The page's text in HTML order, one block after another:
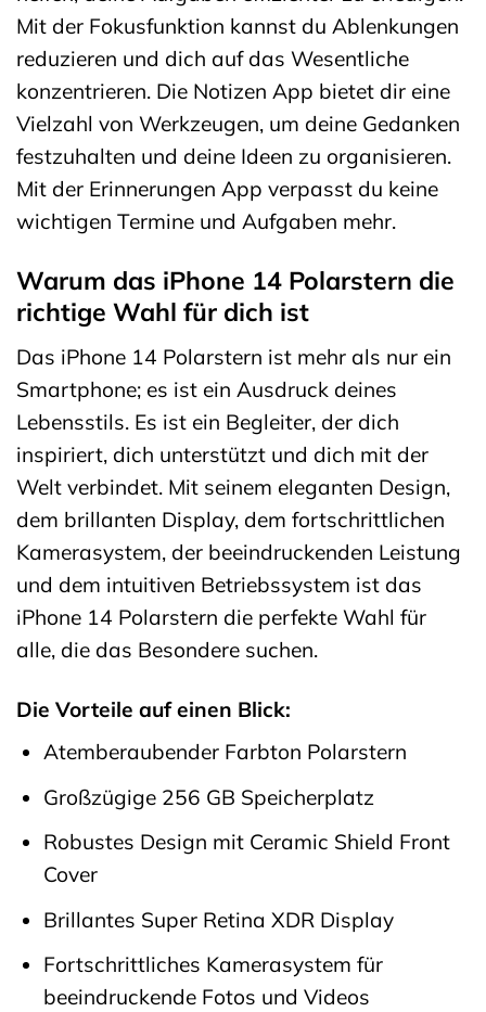
Mit der Fokusfunktion kannst du Ablenkungen
reduzieren und dich auf das Wesentliche
konzentrieren. Die Notizen App bietet dir eine
Vielzahl von Werkzeugen, um deine Gedanken
festzuhalten und deine Ideen zu organisieren.
Mit der Erinnerungen App verpasst du keine
wichtigen Termine und Aufgaben mehr.
Warum das iPhone 14 Polarstern die
richtige Wahl für dich ist
Das iPhone 14 Polarstern ist mehr als nur ein
Smartphone; es ist ein Ausdruck deines
Lebensstils. Es ist ein Begleiter, der dich
inspiriert, dich unterstützt und dich mit der
Welt verbindet. Mit seinem eleganten Design,
dem brillanten Display, dem fortschrittlichen
Kamerasystem, der beeindruckenden Leistung
und dem intuitiven Betriebssystem ist das
iPhone 14 Polarstern die perfekte Wahl für
alle, die das Besondere suchen.
Die Vorteile auf einen Blick:
Atemberaubender Farbton Polarstern
Großzügige 256 GB Speicherplatz
Robustes Design mit Ceramic Shield Front
Cover
Brillantes Super Retina XDR Display
Fortschrittliches Kamerasystem für
beeindruckende Fotos und Videos